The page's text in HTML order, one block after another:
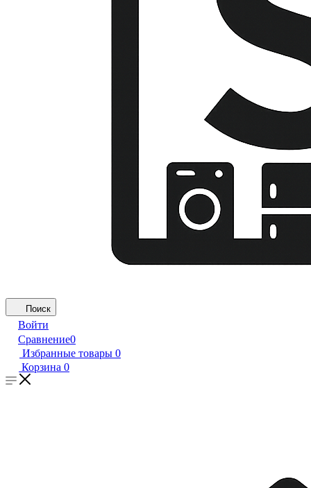
Поиск
Войти
Сравнение0
Избранные товары 0
Корзина 0